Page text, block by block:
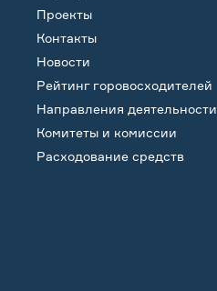
Проекты
Контакты
Новости
Рейтинг горовосходителей
Направления деятельности
Комитеты и комиссии
Расходование средств